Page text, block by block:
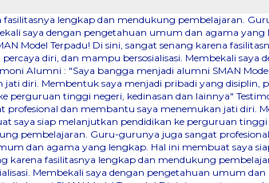
lengkap dan mendukung pembelajaran.
saya dengan pengetahuan umum dan agama
Model Terpadu! Di sini, sangat senang karena
diri, dan mampu bersosialisasi. Membekali
Alumni : "Saya bangga menjadi alumni SMAN
Membentuk saya menjadi pribadi yang disiplin,
perguruan tinggi negeri, kedinasan dan lainnya"
dan membantu saya menemukan jati diri.
saya siap melanjutkan pendidikan ke perguruan
pembelajaran. Guru-gurunya juga sangat
dan agama yang lengkap. Hal ini membuat saya
karena fasilitasnya lengkap dan mendukung
Membekali saya dengan pengetahuan umum